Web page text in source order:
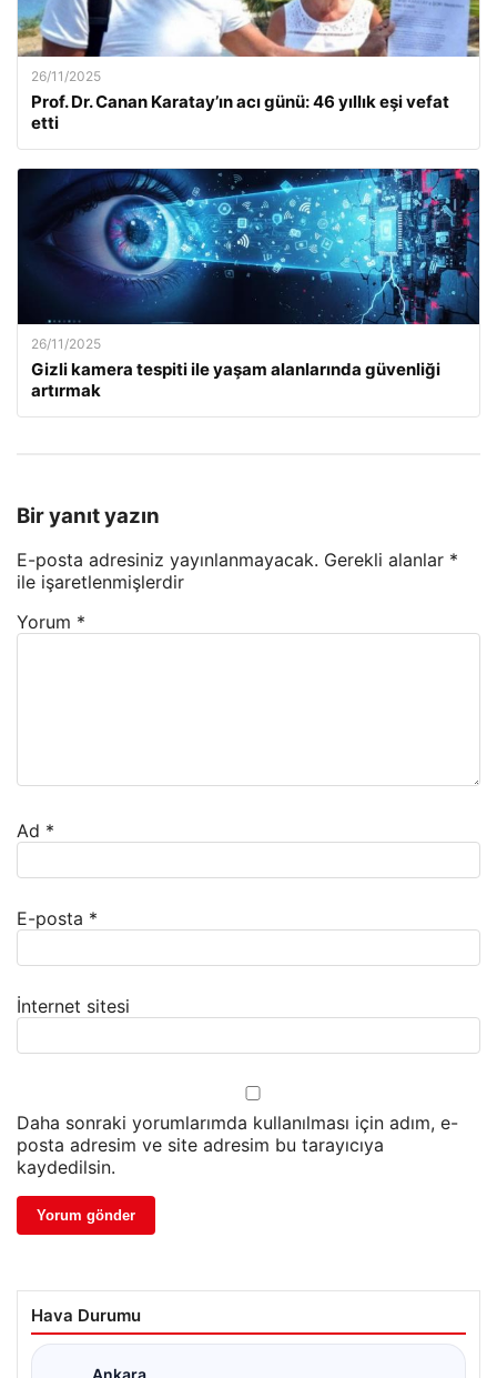
26/11/2025
Prof. Dr. Canan Karatay’ın acı günü: 46 yıllık eşi vefat
etti
26/11/2025
Gizli kamera tespiti ile yaşam alanlarında güvenliği
artırmak
Bir yanıt yazın
E-posta adresiniz yayınlanmayacak. Gerekli alanlar *
ile işaretlenmişlerdir
Yorum *
Ad *
E-posta *
İnternet sitesi
Daha sonraki yorumlarımda kullanılması için adım, e-
posta adresim ve site adresim bu tarayıcıya
kaydedilsin.
Hava Durumu
Ankara